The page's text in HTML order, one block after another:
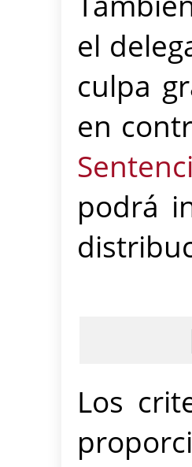
el
culpa
en
podrá
Los